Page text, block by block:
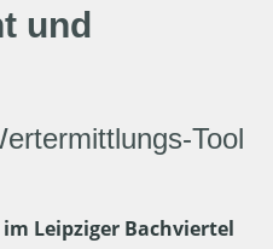
und
Tool
Leipziger Bachviertel